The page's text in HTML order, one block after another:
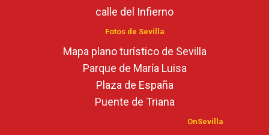
calle del Infierno
Fotos de Sevilla
Mapa plano turístico de Sevilla
Parque de María Luisa
Plaza de España
Puente de Triana
OnSevilla